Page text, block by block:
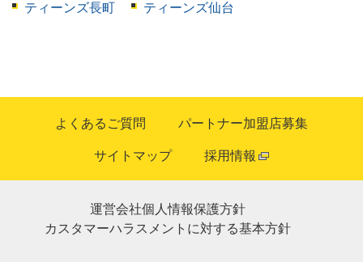
ティーンズ長町 ティーンズ仙台
よくあるご質問 パートナー加盟店募集
サイトマップ 採用情報
運営会社個人情報保護方針
カスタマーハラスメントに対する基本方針